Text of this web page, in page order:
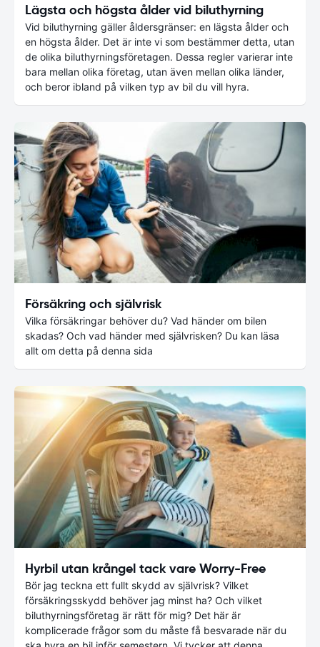
Lägsta och högsta ålder vid biluthyrning
Vid biluthyrning gäller åldersgränser: en lägsta ålder och
en högsta ålder. Det är inte vi som bestämmer detta, utan
de olika biluthyrningsföretagen. Dessa regler varierar inte
bara mellan olika företag, utan även mellan olika länder,
och beror ibland på vilken typ av bil du vill hyra.
Försäkring och självrisk
Vilka försäkringar behöver du? Vad händer om bilen
skadas? Och vad händer med självrisken? Du kan läsa
allt om detta på denna sida
Hyrbil utan krångel tack vare Worry-Free
Bör jag teckna ett fullt skydd av självrisk? Vilket
försäkringsskydd behöver jag minst ha? Och vilket
biluthyrningsföretag är rätt för mig? Det här är
komplicerade frågor som du måste få besvarade när du